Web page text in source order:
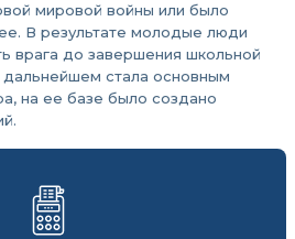
мировой войны или было
В результате молодые люди
врага до завершения школьной
стала основным
на ее базе было создано